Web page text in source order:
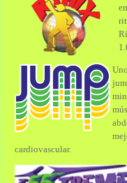
cardiovascular.